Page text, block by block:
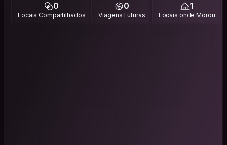
0
Locais Compartilhados
0
Viagens Futuras
1
Locais onde Morou